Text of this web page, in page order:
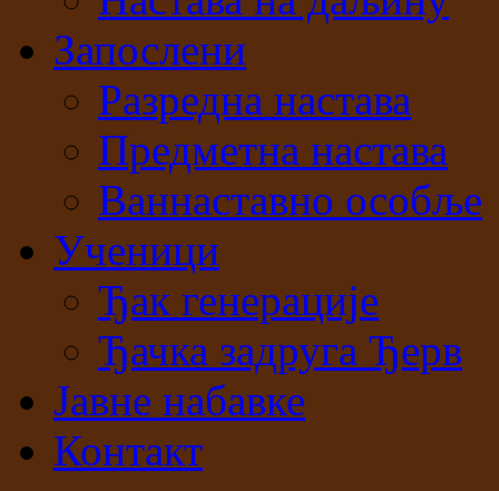
Запослени
Разредна настава
Предметна настава
Ваннаставно особље
Ученици
Ђак генерације
Ђачка задруга Ђерв
Јавне набавке
Контакт